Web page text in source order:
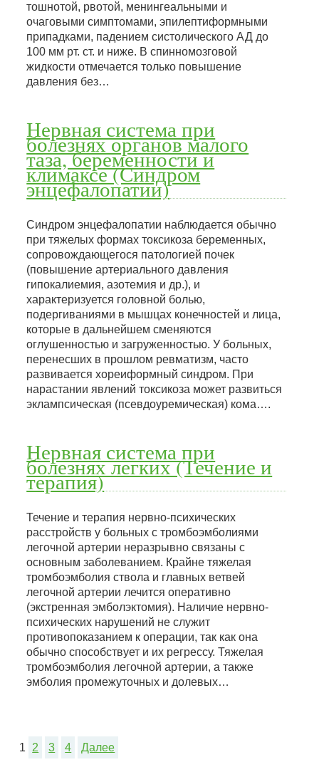
тошнотой, рвотой, менингеальными и
очаговыми симптомами, эпилептиформными
припадками, падением систолического АД до
100 мм рт. ст. и ниже. В спинномозговой
жидкости отмечается только повышение
давления без…
Нервная система при
болезнях органов малого
таза, беременности и
климаксе (Синдром
энцефалопатии)
Синдром энцефалопатии наблюдается обычно
при тяжелых формах токсикоза беременных,
сопровождающегося патологией почек
(повышение артериального давления
гипокалиемия, азотемия и др.), и
характеризуется головной болью,
подергиваниями в мышцах конечностей и лица,
которые в дальнейшем сменяются
оглушенностью и загруженностью. У больных,
перенесших в прошлом ревматизм, часто
развивается хореиформный синдром. При
нарастании явлений токсикоза может развиться
эклампсическая (псевдоуремическая) кома….
Нервная система при
болезнях легких (Течение и
терапия)
Течение и терапия нервно-психических
расстройств у больных с тромбоэмболиями
легочной артерии неразрывно связаны с
основным заболеванием. Крайне тяжелая
тромбоэмболия ствола и главных ветвей
легочной артерии лечится оперативно
(экстренная эмболэктомия). Наличие нервно-
психических нарушений не служит
противопоказанием к операции, так как она
обычно способствует и их регрессу. Тяжелая
тромбоэмболия легочной артерии, а также
эмболия промежуточных и долевых…
1 2 3 4 Далее